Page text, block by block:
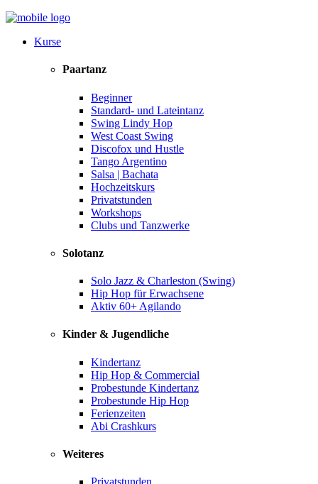
Kurse
Paartanz
Beginner
Standard- und Lateintanz
Swing Lindy Hop
West Coast Swing
Discofox und Hustle
Tango Argentino
Salsa | Bachata
Hochzeitskurs
Privatstunden
Workshops
Clubs und Tanzwerke
Solotanz
Solo Jazz & Charleston (Swing)
Hip Hop für Erwachsene
Aktiv 60+ Agilando
Kinder & Jugendliche
Kindertanz
Hip Hop & Commercial
Probestunde Kindertanz
Probestunde Hip Hop
Ferienzeiten
Abi Crashkurs
Weiteres